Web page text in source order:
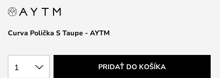
Curva Polička S Taupe - AYTM
1 PRIDAŤ DO KOŠÍKA